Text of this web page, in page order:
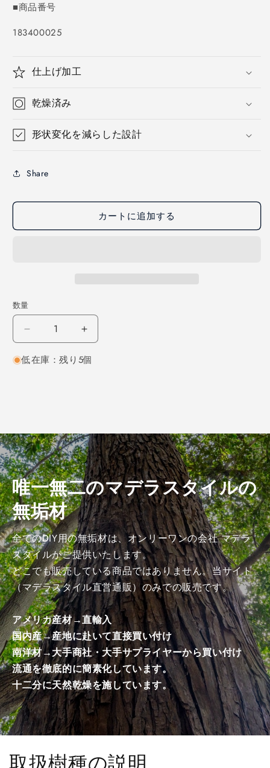
■商品番号
SKU:
183400025
仕上げ加工
乾燥済み
形状変化を減らした設計
Share
カートに追加する
数量
イ
角
材
450×25×25
（仕
上
げ
加
工
済
み
商
品）
の
数
量
を
減
ら
す
ホ
イ
角
材
450×25×25
（仕
上
げ
加
工
済
み
商
品）
の
数
量
を
増
や
す
低在庫：残り5個
唯一無二のマデラスタイルの
無垢材
全てのDIY用の無垢材は、オンリーワンの会社 マデラ
スタイルがご提供いたします。
どこでも販売している商品ではありません。当サイト
（マデラスタイル直営通販）のみでの販売です。
アメリカ産材→直輸入
国内産→産地に赴いて直接買い付け
南洋材→大手商社・大手サプライヤーから買い付け
流通を徹底的に簡素化しています。
十二分に天然乾燥を施しています。